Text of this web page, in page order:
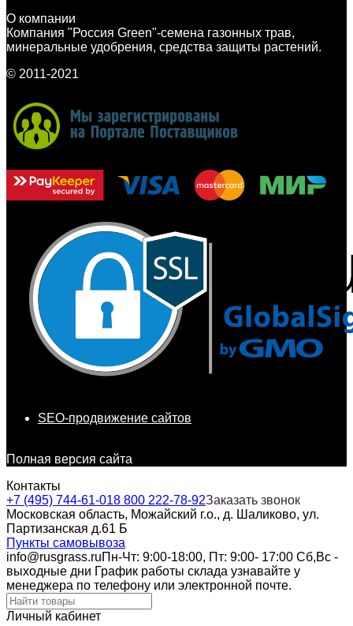
О компании
Компания "Россия Green"-семена газонных трав,
минеральные удобрения, средства защиты растений.
© 2011-2021
SEO-продвижение сайтов
Полная версия сайта
Контакты
+7 (495) 744-61-018 800 222-78-92Заказать звонок
Московская область, Можайский г.о., д. Шаликово, ул.
Партизанская д.61 Б
Пункты самовывоза
info@rusgrass.ruПн-Чт: 9:00-18:00, Пт: 9:00- 17:00 Сб,Вс -
выходные дни График работы склада узнавайте у
менеджера по телефону или электронной почте.
Личный кабинет